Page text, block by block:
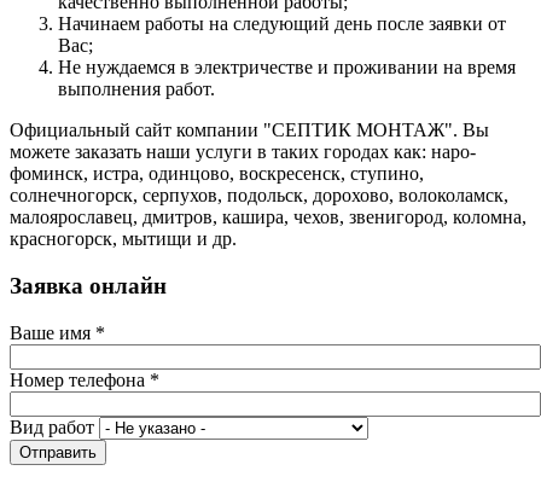
Начинаем работы на следующий день после заявки от
Вас;
Не нуждаемся в электричестве и проживании на время
выполнения работ.
Официальный сайт компании "СЕПТИК МОНТАЖ". Вы
можете заказать наши услуги в таких городах как: наро-
фоминск, истра, одинцово, воскресенск, ступино,
солнечногорск, серпухов, подольск, дорохово, волоколамск,
малоярославец, дмитров, кашира, чехов, звенигород, коломна,
красногорск, мытищи и др.
Заявка онлайн
Ваше имя *
Номер телефона *
Вид работ
Отправить